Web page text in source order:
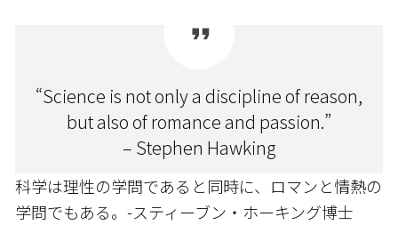
“Science is not only a discipline of reason,
but also of romance and passion.”
– Stephen Hawking
科学は理性の学問であると同時に、ロマンと情熱の
学問でもある。-スティーブン・ホーキング博士